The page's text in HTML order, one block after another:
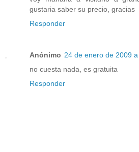
gustaria saber su precio, gracias
Responder
Anónimo 24 de enero de 2009
no cuesta nada, es gratuita
Responder